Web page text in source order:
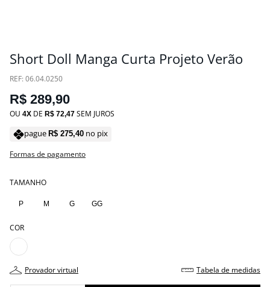
Short Doll Manga Curta Projeto Verão
: 06.04.0250
R$ 289,90
OU 4 DE R$ 72,47 SEM JUROS
pague R$ 275,40 no pix
Formas de pagamento
TAMANHO
P M G GG
COR
provador virtual tabela de medidas